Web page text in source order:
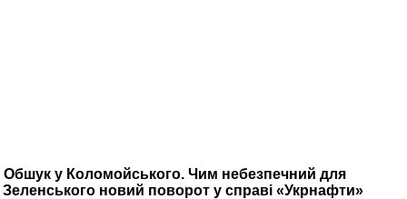
Обшук у Коломойського. Чим небезпечний для
Зеленського новий поворот у справі «Укрнафти»